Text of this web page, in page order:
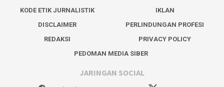
KODE ETIK JURNALISTIK
IKLAN
DISCLAIMER
PERLINDUNGAN PROFESI
REDAKSI
PRIVACY POLICY
PEDOMAN MEDIA SIBER
JARINGAN SOCIAL